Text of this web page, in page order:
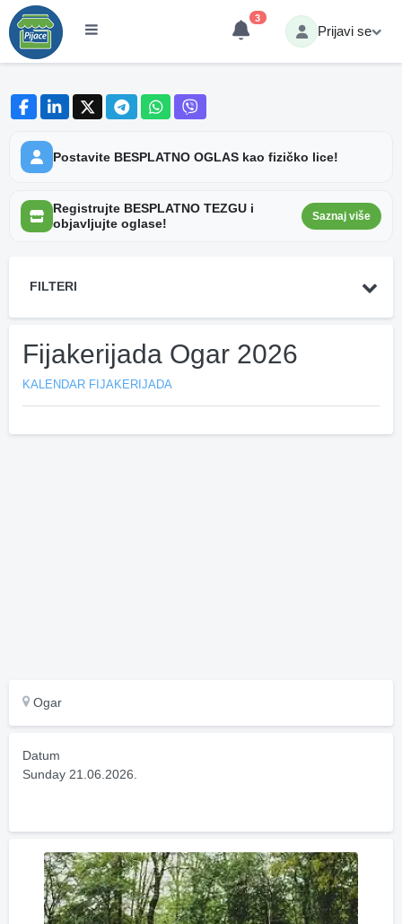
3
Prijavi se
Postavite BESPLATNO OGLAS kao fizičko lice!
Registrujte BESPLATNO TEZGU i
objavljujte oglase!
Saznaj više
FILTERI
Fijakerijada Ogar 2026
KALENDAR FIJAKERIJADA
Ogar
Datum
Sunday 21.06.2026.